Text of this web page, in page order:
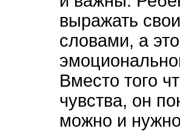
выражать
словами, а
Вместо того
чувства, он
можно и